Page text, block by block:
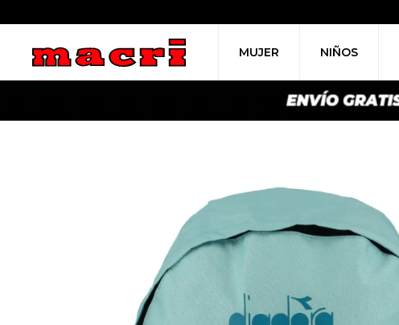
MUJER NIÑOS